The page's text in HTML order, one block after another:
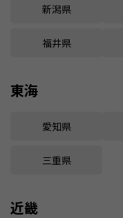
新潟県
福井県
東海
愛知県
三重県
近畿